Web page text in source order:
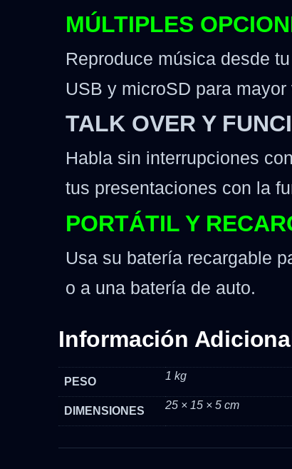
MÚLTIPLES
Reproduce música desde
USB y microSD para
TALK OVER Y
Habla sin interrupciones
tus presentaciones con la
PORTÁTIL Y
Usa su batería recargable
o a una batería de auto.
Información
PESO 1 kg
DIMENSIONES 25 × 15 × 5 cm